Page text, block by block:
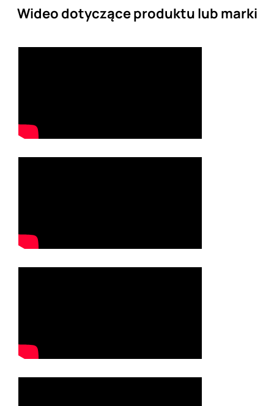
Wideo dotyczące produktu lub marki